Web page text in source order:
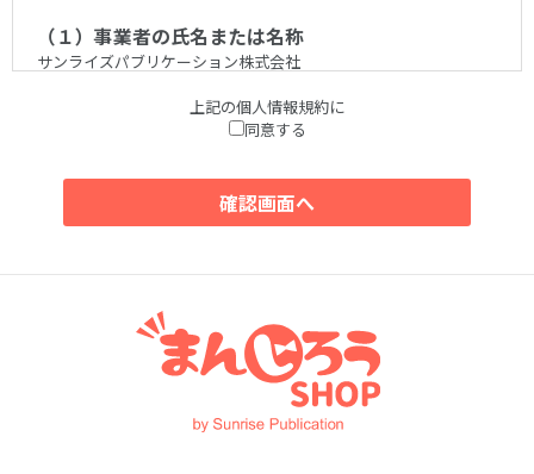
（１）事業者の氏名または名称
サンライズパブリケーション株式会社
（２）個人情報保護管理者
（３）個人情報の利用目的
ご入力いただいた個人情報は、下記のために利用致します。
1.会員登録時
会員登録
2.商品ご購入前後
資料、サンプルの送付
お問い合わせへの対応
商品およびサービスの発送、納品、実施
商品、サービス、催し物のご案内の送付
上記の個人情報規約に
同意する